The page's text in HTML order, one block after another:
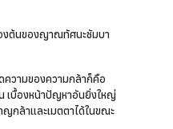
งต้นของญาณทัศนะชัมบา
ความของความกล้าก็คือ
เบื้องหน้าปัญหาอันยิ่งใหญ่
ญกล้าและเมตตาได้ในขณะ